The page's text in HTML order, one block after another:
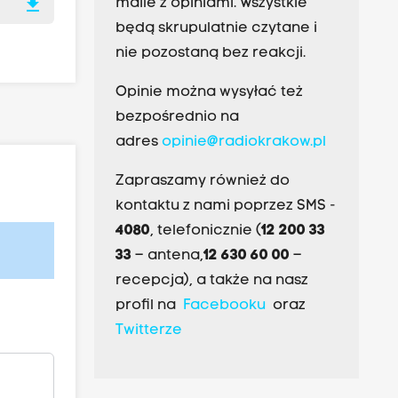
download
maile z opiniami. Wszystkie
będą skrupulatnie czytane i
nie pozostaną bez reakcji.
Opinie można wysyłać też
bezpośrednio na
adres opinie@radiokrakow.pl
Zapraszamy również do
kontaktu z nami poprzez SMS -
4080, telefonicznie (12 200 33
33– antena,12 630 60 00 –
recepcja), a także na nasz
profil na Facebookuoraz
Twitterze